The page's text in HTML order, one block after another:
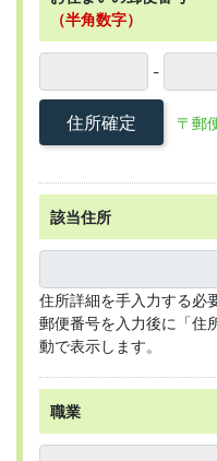
（半角数字）
-
住所確定 〒郵
該当住所
住所詳細を手入力する必
郵便番号を入力後に「住
動で表示します。
職業